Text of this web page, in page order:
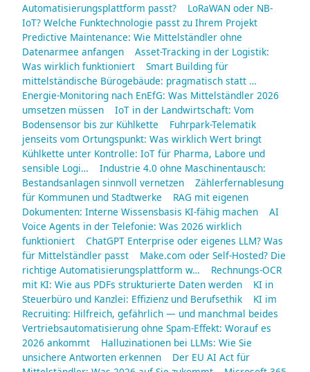
Automatisierungsplattform passt?
LoRaWAN oder NB-
IoT? Welche Funktechnologie passt zu Ihrem Projekt
Predictive Maintenance: Wie Mittelständler ohne
Datenarmee anfangen
Asset-Tracking in der Logistik:
Was wirklich funktioniert
Smart Building für
mittelständische Bürogebäude: pragmatisch statt …
Energie-Monitoring nach EnEfG: Was Mittelständler 2026
umsetzen müssen
IoT in der Landwirtschaft: Vom
Bodensensor bis zur Kühlkette
Fuhrpark-Telematik
jenseits vom Ortungspunkt: Was wirklich Wert bringt
Kühlkette unter Kontrolle: IoT für Pharma, Labore und
sensible Logi…
Industrie 4.0 ohne Maschinentausch:
Bestandsanlagen sinnvoll vernetzen
Zählerfernablesung
für Kommunen und Stadtwerke
RAG mit eigenen
Dokumenten: Interne Wissensbasis KI-fähig machen
AI
Voice Agents in der Telefonie: Was 2026 wirklich
funktioniert
ChatGPT Enterprise oder eigenes LLM? Was
für Mittelständler passt
Make.com oder Self-Hosted? Die
richtige Automatisierungsplattform w…
Rechnungs-OCR
mit KI: Wie aus PDFs strukturierte Daten werden
KI in
Steuerbüro und Kanzlei: Effizienz und Berufsethik
KI im
Recruiting: Hilfreich, gefährlich — und manchmal beides
Vertriebsautomatisierung ohne Spam-Effekt: Worauf es
2026 ankommt
Halluzinationen bei LLMs: Wie Sie
unsichere Antworten erkennen
Der EU AI Act für